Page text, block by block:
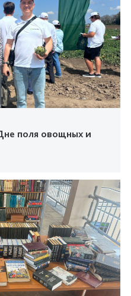
поля овощных и